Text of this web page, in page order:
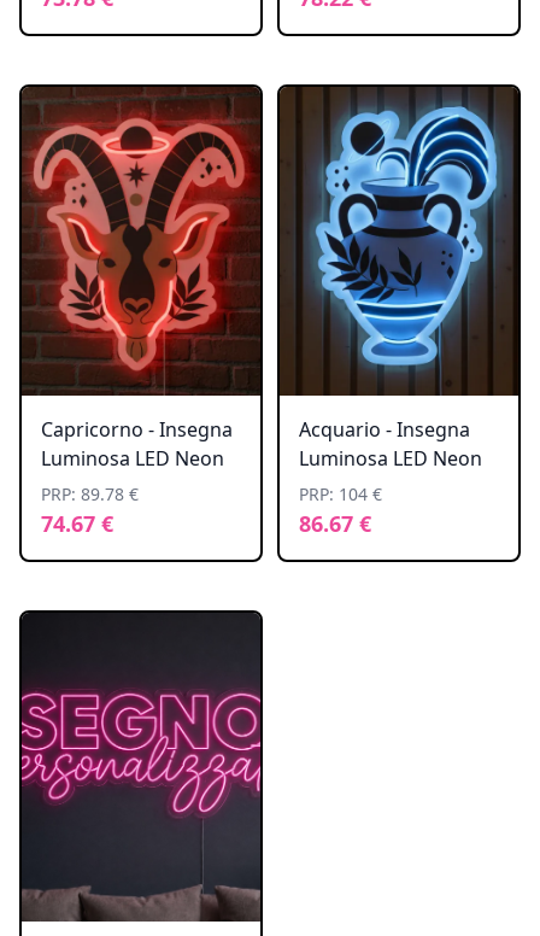
Capricorno - Insegna
Luminosa LED Neon
PRP: 89.78 €
74.67 €
Acquario - Insegna
Luminosa LED Neon
PRP: 104 €
86.67 €